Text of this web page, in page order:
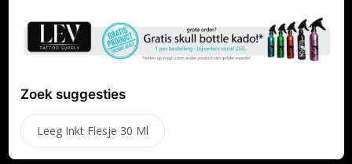
Zoek suggesties
Leeg Inkt Flesje 30 Ml